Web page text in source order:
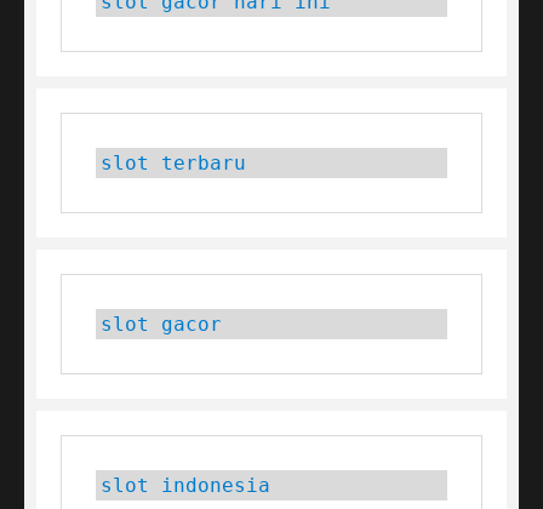
slot terbaru
slot gacor
slot indonesia